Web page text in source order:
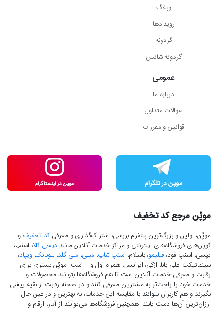
وبلاگ
رویدادها
گردونه
گردونه شانس
عمومی
درباره ما
سوالات متداول
قوانین و مقررات
موپُن مرجع کد تخفیف
موپُن، اولین و بزرگ‌ترین پلتفرم بررسی، اشتراک‌گذاری و معرفیکد تخفیف و
کوپن‌های فروشگاه‌های اینترنتی و مراکز خدمات آنلاین مانند دیجی کالا، اسنپ،
تپسی، اسنپ فود، فیلیمو، باسلام، اسنپ شاپ، میلی، ملی گلد، بلوبانک، ویپاد،
سینماتیکت، علی بابا، ازکی، ایرانسل، همراه اول و... است. موپُن بستری برای
رقابت و معرفی خدمات آنلاین است تا هم فروشگاه‌ها بتوانند محصولات و
خدمات خود را راحت‌تر به مشتریان معرفی کنند و در صحنه رقابت از بقیه پیشی
بگیرند و هم کاربران بتوانند با مقایسه این خدمات، به بهترین و در عین حال
ارزان‌ترین آن‌ها دست‌ یابند. همچنین فروشگاه‌ها می‌توانند از آمار، ارقام و